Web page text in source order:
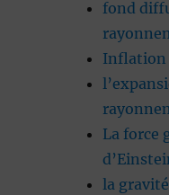
fond
Inflation
La force
la